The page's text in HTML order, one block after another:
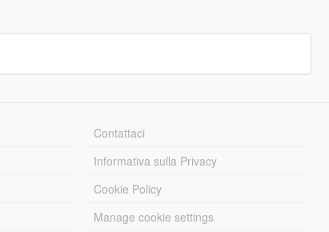
Contattaci
Informativa sulla Privacy
Cookie Policy
Manage cookie settings